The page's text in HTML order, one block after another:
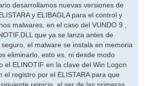
desarrollamos nuevas versiones de
y ELIBAGLA para el control y
malwares, en el caso del VUNDO 9 ,
que ya se lanza antes de
el malware se instala en memoria
eliminarlo, esto es, ni desde modo
el ELINOTIF en la clave del Win Logon
el registro por el ELISTARA para que